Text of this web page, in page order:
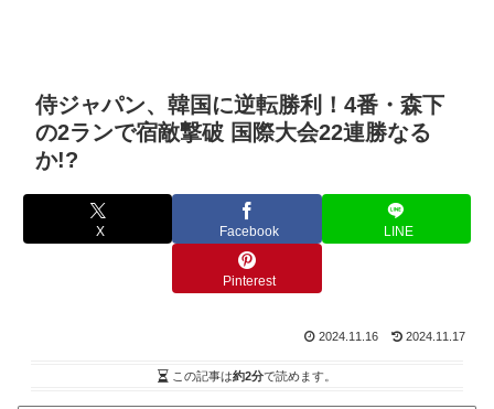
侍ジャパン、韓国に逆転勝利！4番・森下
の2ランで宿敵撃破 国際大会22連勝なる
か!?
X Facebook LINE
Pinterest
2024.11.16 2024.11.17
この記事は約2分で読めます。